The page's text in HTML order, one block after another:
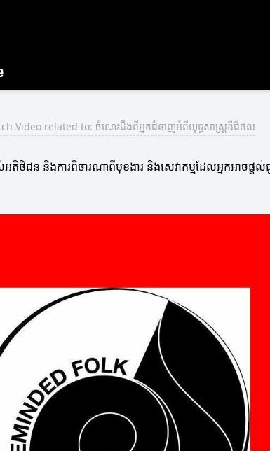
Video related to: ចំណេះដឹងពីអ្នកជំនាញអំពីយុទ្ធសាស្ត្រឌីជីថល
និងការពិចារណាពីមុខងារ និងសេវាកម្មដែលអ្នកអាចផ្ដល់ជូន។